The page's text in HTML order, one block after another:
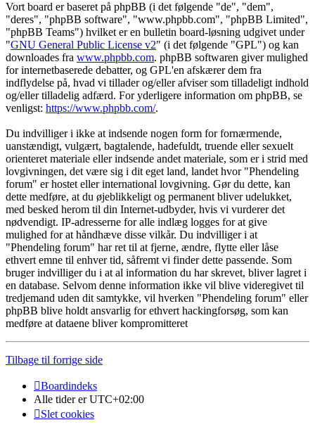
Vort board er baseret på phpBB (i det følgende "de", "dem",
"deres", "phpBB software", "www.phpbb.com", "phpBB Limited",
"phpBB Teams") hvilket er en bulletin board-løsning udgivet under
"GNU General Public License v2" (i det følgende "GPL") og kan
downloades fra www.phpbb.com. phpBB softwaren giver mulighed
for internetbaserede debatter, og GPL'en afskærer dem fra
indflydelse på, hvad vi tillader og/eller afviser som tilladeligt indhold
og/eller tilladelig adfærd. For yderligere information om phpBB, se
venligst: https://www.phpbb.com/.
Du indvilliger i ikke at indsende nogen form for fornærmende,
uanstændigt, vulgært, bagtalende, hadefuldt, truende eller sexuelt
orienteret materiale eller indsende andet materiale, som er i strid med
lovgivningen, det være sig i dit eget land, landet hvor "Phendeling
forum" er hostet eller international lovgivning. Gør du dette, kan
dette medføre, at du øjeblikkeligt og permanent bliver udelukket,
med besked herom til din Internet-udbyder, hvis vi vurderer det
nødvendigt. IP-adresserne for alle indlæg logges for at give
mulighed for at håndhæve disse vilkår. Du indvilliger i at
"Phendeling forum" har ret til at fjerne, ændre, flytte eller låse
ethvert emne til enhver tid, såfremt vi finder dette passende. Som
bruger indvilliger du i at al information du har skrevet, bliver lagret i
en database. Selvom denne information ikke vil blive videregivet til
tredjemand uden dit samtykke, vil hverken "Phendeling forum" eller
phpBB blive holdt ansvarlig for ethvert hackingforsøg, som kan
medføre at dataene bliver kompromitteret
Tilbage til forrige side
Boardindeks
Alle tider erUTC+02:00
Slet cookies